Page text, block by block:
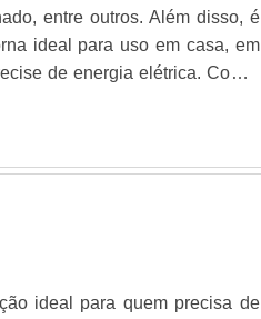
entre outros. Além disso, é
ideal para uso em casa, em
de energia elétrica. Com o
confiável e segura, sempre
ideal para quem precisa de